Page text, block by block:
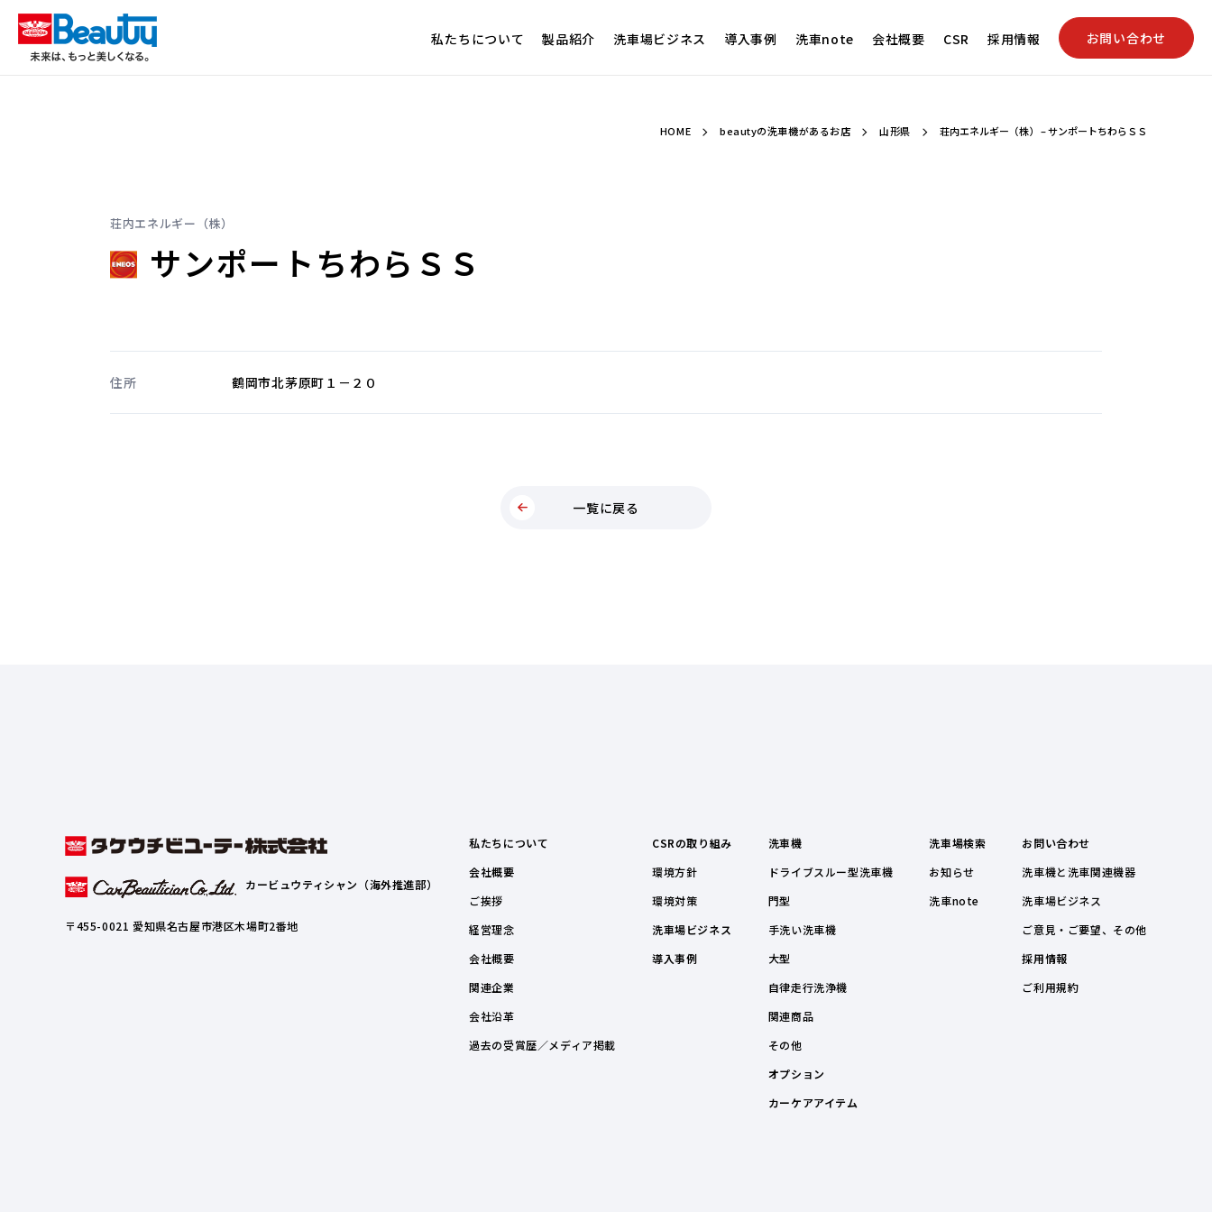
私たちについて 製品紹介 洗車場ビジネス 導入事例 洗車note 会社概要 CSR 採用情報 お問い合わせ
HOME beautyの洗車機があるお店 山形県 荘内エネルギー（株） – サンポートちわらＳＳ
荘内エネルギー（株）
サンポートちわらＳＳ
住所 鶴岡市北茅原町１－２０
一覧に戻る
カービュウティシャン（海外推進部）
〒455-0021 愛知県名古屋市港区木場町2番地
私たちについて
会社概要
ご挨拶
経営理念
会社概要
関連企業
会社沿革
過去の受賞歴／メディア掲載
CSRの取り組み
環境方針
環境対策
洗車場ビジネス
導入事例
洗車機
ドライブスルー型洗車機
門型
手洗い洗車機
大型
自律走行洗浄機
関連商品
その他
オプション
カーケアアイテム
洗車場検索
お知らせ
洗車note
お問い合わせ
洗車機と洗車関連機器
洗車場ビジネス
ご意見・ご要望、その他
採用情報
ご利用規約